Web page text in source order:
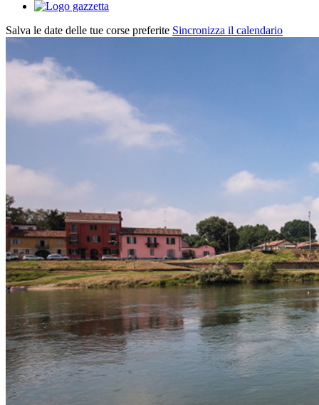
Salva le date delle tue corse preferite Sincronizza il calendario